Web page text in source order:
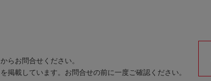
からお問合せください。
掲載しています。お問合せの前に一度ご確認ください。